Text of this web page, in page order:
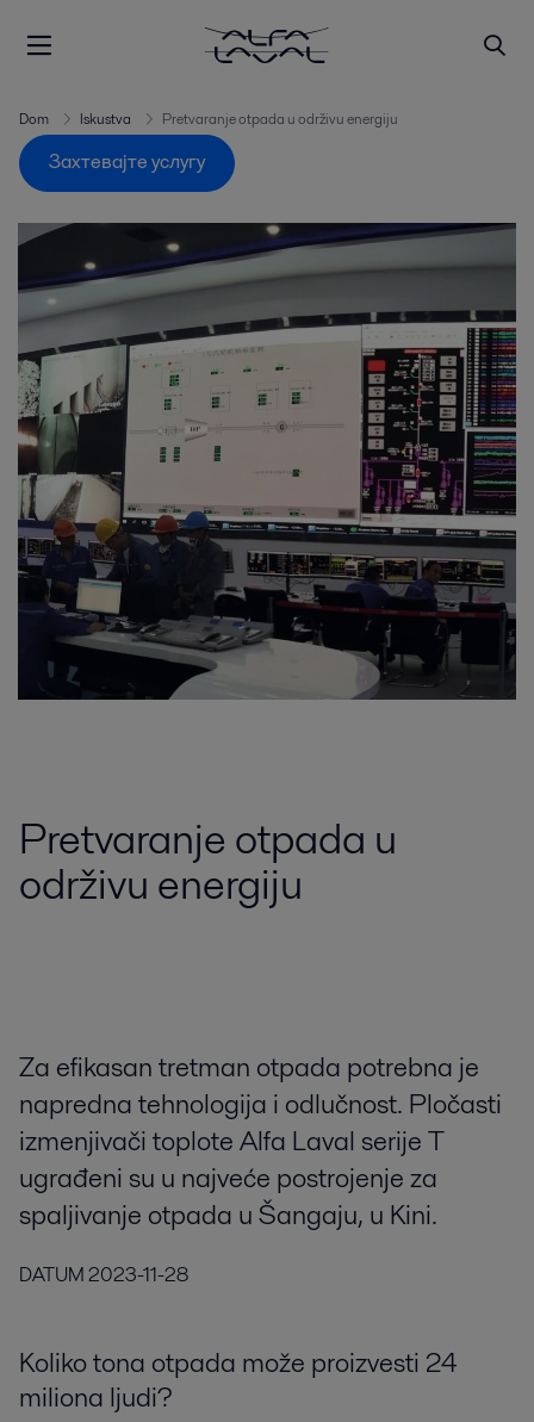
Dom Iskustva Pretvaranje otpada u održivu energiju
Захтевајте услугу
Pretvaranje otpada u
održivu energiju
Za efikasan tretman otpada potrebna je
napredna tehnologija i odlučnost. Pločasti
izmenjivači toplote Alfa Laval serije T
ugrađeni su u najveće postrojenje za
spaljivanje otpada u Šangaju, u Kini.
DATUM2023-11-28
Koliko tona otpada može proizvesti 24
miliona ljudi?